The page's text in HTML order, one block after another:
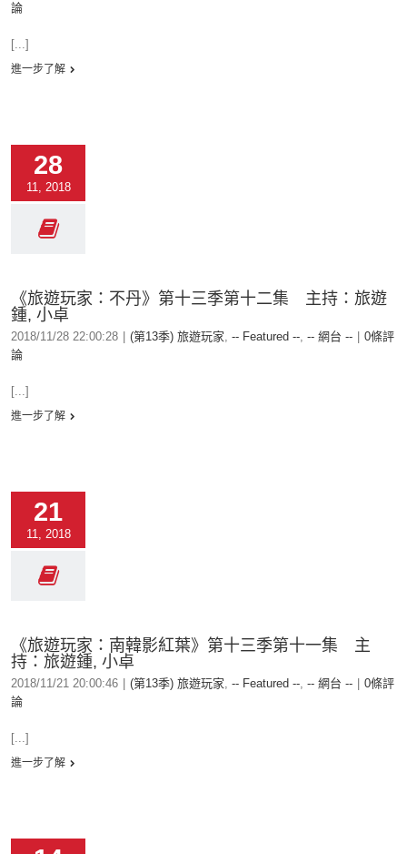
論
[...]
進一步了解
28
11, 2018
《旅遊玩家：不丹》第十三季第十二集 主持：旅遊
鍾, 小卓
2018/11/28 22:00:28 (第13季) 旅遊玩家, -- Featured --, -- 網台 --
0條評
論
[...]
進一步了解
21
11, 2018
《旅遊玩家：南韓影紅葉》第十三季第十一集 主
持：旅遊鍾, 小卓
2018/11/21 20:00:46 (第13季) 旅遊玩家, -- Featured --, -- 網台 --
0條評
論
[...]
進一步了解